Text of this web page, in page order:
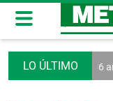
muere a los 86 años